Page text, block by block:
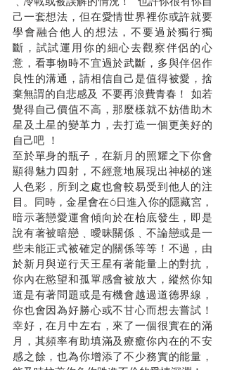
己一套想法，但在愛情世界裡你或許就要
學會融合他人的想法，不要過於獨行獨
斷，試試運用你的細心去觀察伴侶的心
意，看事物時不宜過於武斷，多與伴侶作
良性的溝通，請相信自己是值得被愛，捨
棄無謂的自悲感及 不要再浪費青春！ 如若
覺得自己價值不高，那麼樣就不妨借助木
星及土星的變革力，去打造一個更美好的
自己吧 ！
至於單身的瓶子，在新月的照耀之下你會
顯得魅力四射，不經意地展現出神柲的迷
人色彩，所到之處也會較易受到他人的注
目。同時，金星會在6日進入你的隱藏宮，
暗示著戀愛運會傾向於在枱底發生，即是
說有著被暗戀﹑曖昧關係﹑不論戀或是一
些未能正式被確定的關係等等！不過，由
於新月與逆行天王星有著能量上的對抗，
你內在慾望和孤單感會被放大，縱然你知
道是有著問題或是有機會越過道德界線，
你也會因為好勝心或不甘心而想去嘗試！
幸好，在月中左右，來了一個很實在的滿
月，其頻率有助填滿及療癒你內在的不安
感之餘，也為你增添了不少務實的能量，